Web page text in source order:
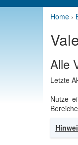
Home ›
Alle
Letzte
Nutze